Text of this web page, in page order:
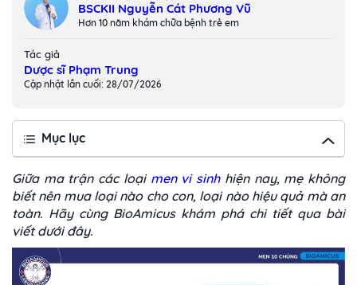
BSCKII Nguyễn Cát Phương Vũ
Hơn 10 năm khám chữa bệnh trẻ em
Tác giả
Dược sĩ Phạm Trung
Cập nhật lần cuối: 28/07/2026
Mục lục
Giữa ma trận các loại men vi sinhhiện nay, mẹ không
biết nên mua loại nào cho con, loại nào hiệu quả mà an
toàn. Hãy cùng BioAmicus khám phá chi tiết qua bài
viết dưới đây.